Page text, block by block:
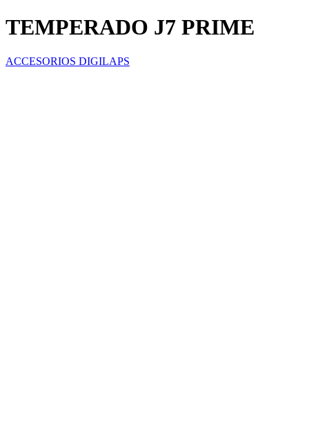
TEMPERADO J7 PRIME
ACCESORIOS DIGILAPS